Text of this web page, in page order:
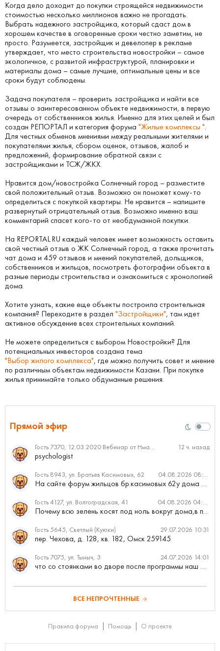
Когда дело доходит до покупки строящейся недвижимости
стоимостью несколько миллионов важно не прогадать.
Выбрать надежного застройщика, который сдаст дом в
хорошем качестве в оговоренные сроки честно заметим, не
просто. Разумеется, застройщик и девелопер в рекламе
утверждает, что место строительства новостройки – самое
экологичное, с развитой инфраструктурой, планировки и
материалы дома – самые лучшие, оптимальные цены и все
сроки будут соблюдены.
Задача покупателя – проверить застройщика и найти все
отзывы о заинтересованном объекте недвижимости, в первую
очередь от собственников жилья. Именно для этих целей и был
создан РЕПОРТАЛ и категория форума "Жилые комплексы ".
Для честных обменов мнениями между реальными жителями и
покупателями жилья, сбором оценок, отзывов, жалоб и
предложений, формирование обратной связи с
застройщиками и ТСЖ/ЖКХ.
Нравится дом/новостройка Солнечный город – разместите
свой положительный отзыв. Возможно он поможет кому-то
определиться с покупкой квартиры. Не нравится – напишите
развернутый отрицательный отзыв. Возможно именно ваш
комментарий спасет кого-то от необдуманной покупки.
На REPORTAL.RU каждый человек имеет возможность оставить
свой честный отзыв о ЖК Солнечный город, а также прочитать
чат дома и 459 отзывов и мнений покупателей, дольщиков,
собственников и жильцов, посмотреть фотографии объекта в
разные периоды строительства и ознакомиться с хронологией
дома.
Хотите узнать, какие еще объекты построила строительная
компания? Переходите в раздел "Застройщики", там идет
активное обсуждение всех строительных компаний.
Не можете определиться с выбором Новостройки? Для
потенциальных инвесторов создана тема
"Выбор жилого комплекса", где можно получить совет и мнение
по различным объектам недвижимости Казани. При покупке
жилья принимайте только обдуманные решения.
Прямой эфир
Гость 7370, 12.03.2020 Вебинар от Нмаркет.ПРО: «Актуальное об ипотеке: что нужно знать» 12 ч. назад
psychologist
Гость 8943, ул. Братьев Касимовых, 62 04.08.2026 08:34
На сайте форум жильцов бр.касимовых 62у дома растут красивые...
Гость 4127, ул. Волгоградская, 41 04.08.2026 04:46
Почему всю зелень косят под ноль вокруг дома,в полисадниках....
Гость 5645, Светлый (Куюки) 29.07.2026 10:31
пер. Чехова, д. 128, кв. 182, Омск 259145
Гость 7075, ул. Тыныч, 3 24.07.2026 14:01
что со стоянками во дворе после программы наш двор
ВСЕ НЕПРОЧТЕННЫЕ
Правила форума Помощь О проекте